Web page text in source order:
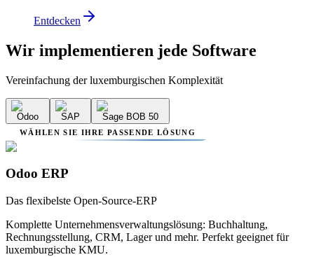
Entdecken
Wir implementieren jede Software
Vereinfachung der luxemburgischen Komplexität
Odoo SAP Sage BOB 50
WÄHLEN SIE IHRE PASSENDE LÖSUNG
Odoo ERP
Das flexibelste Open-Source-ERP
Komplette Unternehmensverwaltungslösung: Buchhaltung,
Rechnungsstellung, CRM, Lager und mehr. Perfekt geeignet für
luxemburgische KMU.